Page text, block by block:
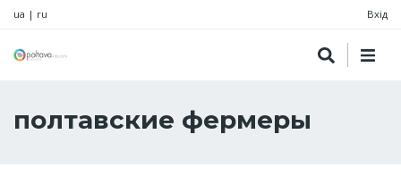
ua | ru Вхід
полтавские фермеры